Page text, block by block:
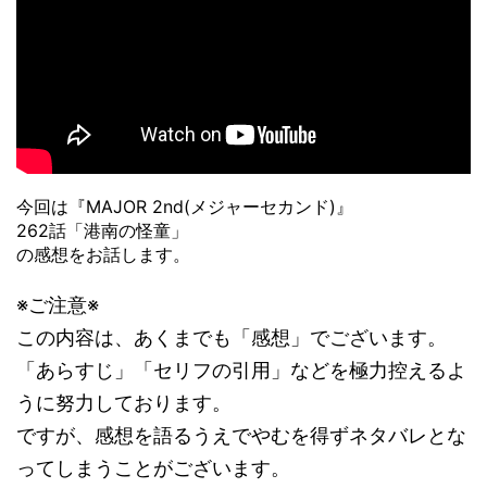
今回は『MAJOR 2nd(メジャーセカンド)』
262話「港南の怪童」
の感想をお話します。
※ご注意※
この内容は、あくまでも「感想」でございます。
「あらすじ」「セリフの引用」などを極力控えるよ
うに努力しております。
ですが、感想を語るうえでやむを得ずネタバレとな
ってしまうことがございます。